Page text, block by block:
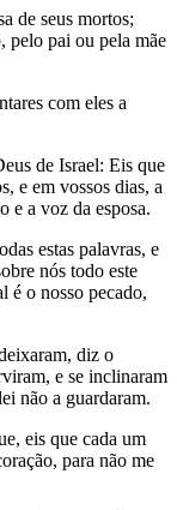
de seus mortos;
pelo pai ou pela mãe
com eles a
de Israel: Eis que
e em vossos dias, a
e a voz da esposa.
estas palavras, e
nós todo este
é o nosso pecado,
diz o
e se inclinaram
não a guardaram.
eis que cada um
para não me